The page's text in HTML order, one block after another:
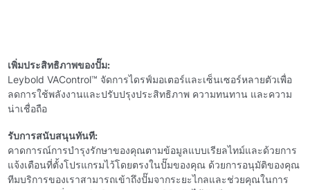
เพิ่มประสิทธิภาพของปั๊ม:
Leybold VAControl™ จัดการไดรฟ์มอเตอร์และเซ็นเซอร์หลายตัวเพื่อ
ลดการใช้พลังงานและปรับปรุงประสิทธิภาพ ความทนทาน และความ
น่าเชื่อถือ
รับการสนับสนุนทันที:
คาดการณ์การบํารุงรักษาของคุณตามข้อมูลแบบเรียลไทม์และด้วยการ
แจ้งเตือนที่ตั้งโปรแกรมไว้โดยตรงในปั๊มของคุณ ด้วยการอนุมัติของคุณ
ทีมบริการของเราสามารถเข้าถึงปั๊มจากระยะไกลและช่วยคุณในการ